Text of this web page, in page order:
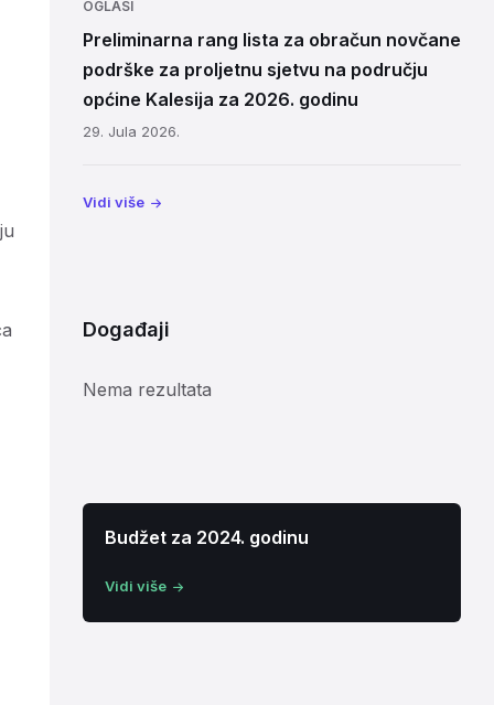
OGLASI
Preliminarna rang lista za obračun novčane
podrške za proljetnu sjetvu na području
općine Kalesija za 2026. godinu
29. Jula 2026.
Vidi više
Događaji
Nema rezultata
Budžet za 2024. godinu
Vidi više